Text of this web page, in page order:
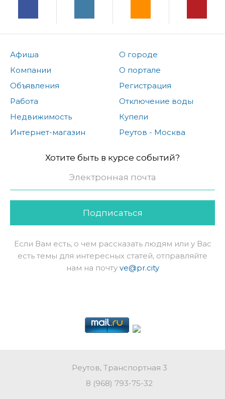
Афиша
Компании
Объявления
Работа
Недвижимость
Интернет-магазин
О городе
О портале
Регистрация
Отключение воды
Купели
Реутов - Москва
Хотите быть в курсе событий?
Подписаться
Если Вам есть, о чем рассказать людям или у Вас
есть темы для интересных статей, отправляйте
нам на почту ve@pr.city
Реутов, Транспортная 3
8 (968) 793-75-32